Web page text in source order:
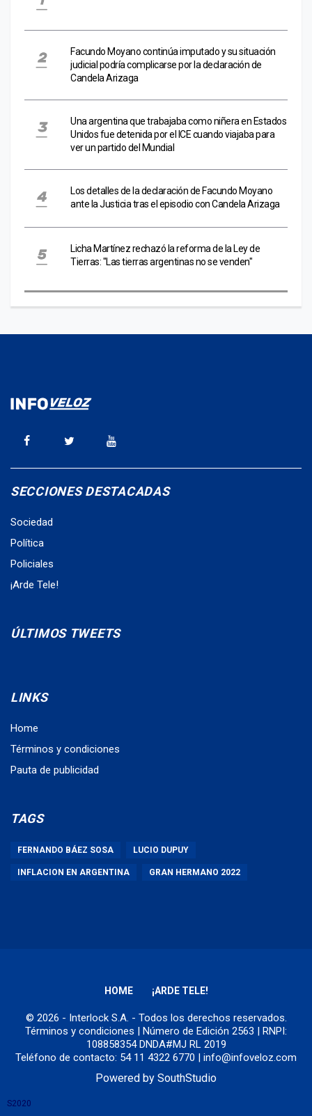
Facundo Moyano continúa imputado y su situación
judicial podría complicarse por la declaración de
Candela Arizaga
Una argentina que trabajaba como niñera en Estados
Unidos fue detenida por el ICE cuando viajaba para
ver un partido del Mundial
Los detalles de la declaración de Facundo Moyano
ante la Justicia tras el episodio con Candela Arizaga
Licha Martínez rechazó la reforma de la Ley de
Tierras: "Las tierras argentinas no se venden"
SECCIONES DESTACADAS
Sociedad
Política
Policiales
¡Arde Tele!
ÚLTIMOS TWEETS
LINKS
Home
Términos y condiciones
Pauta de publicidad
TAGS
FERNANDO BÁEZ SOSA LUCIO DUPUY
INFLACION EN ARGENTINA GRAN HERMANO 2022
HOME ¡ARDE TELE!
© 2026 - Interlock S.A. - Todos los derechos reservados.
Términos y condiciones | Número de Edición 2563 | RNPI:
108858354 DNDA#MJ RL 2019
Teléfono de contacto: 54 11 4322 6770 | info@infoveloz.com
Powered by SouthStudio
S2020